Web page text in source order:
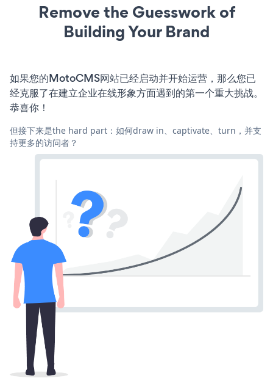
Remove the Guesswork of
Building Your Brand
如果您的MotoCMS网站已经启动并开始运营，那么您已
经克服了在建立企业在线形象方面遇到的第一个重大挑战。
恭喜你！
但接下来是the hard part：如何draw in、captivate、turn，并支
持更多的访问者？